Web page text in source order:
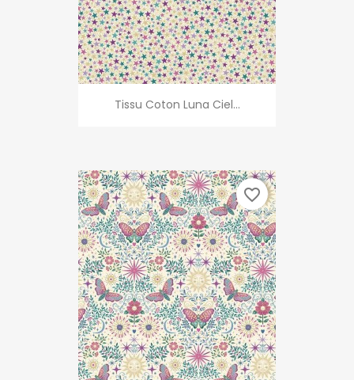
Tissu Coton Luna Ciel...
favorite_border